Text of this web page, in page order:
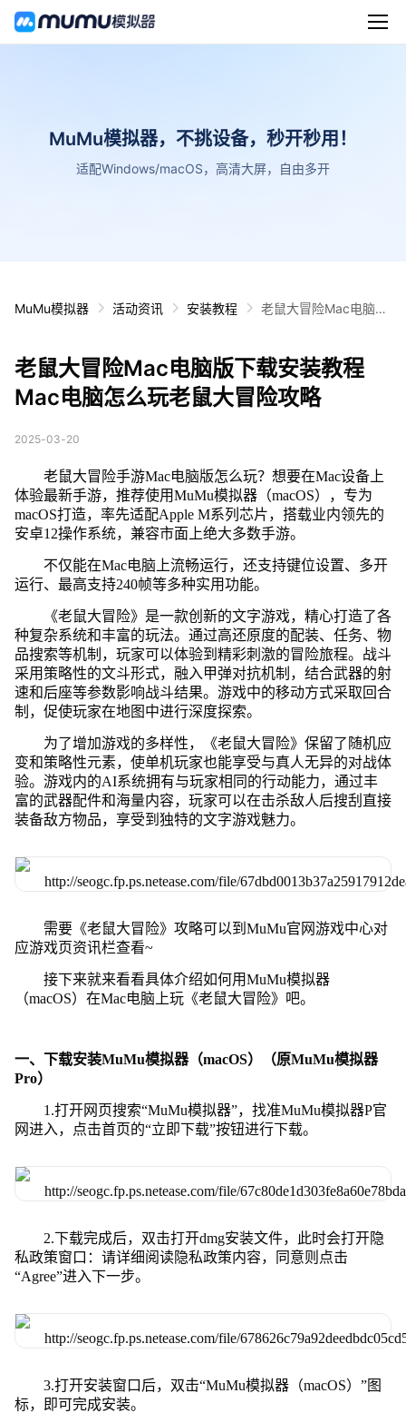
MuMu模拟器，不挑设备，秒开秒用！
适配Windows/macOS，高清大屏，自由多开
MuMu模拟器 活动资讯 安装教程
老鼠大冒险Mac电脑版
老鼠大冒险Mac电脑版下载安装教程
Mac电脑怎么玩老鼠大冒险攻略
2025-03-20
老鼠大冒险手游Mac电脑版怎么玩？想要在Mac设备上
体验最新手游，推荐使用MuMu模拟器（macOS），专为
macOS打造，率先适配Apple M系列芯片，搭载业内领先的
安卓12操作系统，兼容市面上绝大多数手游。
不仅能在Mac电脑上流畅运行，还支持键位设置、多开
运行、最高支持240帧等多种实用功能。
《老鼠大冒险》是一款创新的文字游戏，精心打造了各
种复杂系统和丰富的玩法。通过高还原度的配装、任务、物
品搜索等机制，玩家可以体验到精彩刺激的冒险旅程。战斗
采用策略性的文斗形式，融入甲弹对抗机制，结合武器的射
速和后座等参数影响战斗结果。游戏中的移动方式采取回合
制，促使玩家在地图中进行深度探索。
为了增加游戏的多样性，《老鼠大冒险》保留了随机应
变和策略性元素，使单机玩家也能享受与真人无异的对战体
验。游戏内的AI系统拥有与玩家相同的行动能力，通过丰
富的武器配件和海量内容，玩家可以在击杀敌人后搜刮直接
装备敌方物品，享受到独特的文字游戏魅力。
需要《老鼠大冒险》攻略可以到MuMu官网游戏中心对
应游戏页资讯栏查看~
接下来就来看看具体介绍如何用MuMu模拟器
（macOS）在Mac电脑上玩《老鼠大冒险》吧。
一、下载安装MuMu模拟器（macOS）（原MuMu模拟器
Pro）
1.打开网页搜索“MuMu模拟器”，找准MuMu模拟器P官
网进入，点击首页的“立即下载”按钮进行下载。
2.下载完成后，双击打开dmg安装文件，此时会打开隐
私政策窗口：请详细阅读隐私政策内容，同意则点击
“Agree”进入下一步。
3.打开安装窗口后，双击“MuMu模拟器（macOS）”图
标，即可完成安装。